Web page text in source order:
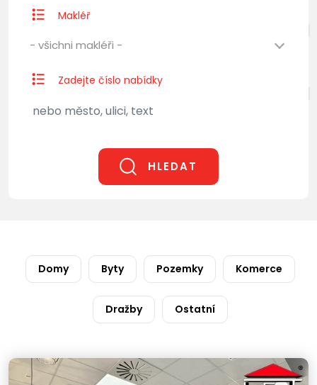
Makléř
- všichni makléři -
Zadejte číslo nabídky
HLEDAT
Domy Byty Pozemky Komerce
Dražby Ostatní